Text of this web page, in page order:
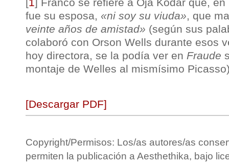
[1] Franco se refiere a Oja Kodar que,
fue su esposa, «ni soy su viuda», que
veinte años de amistad» (según sus
colaboró con Orson Wells durante esos
hoy directora, se la podía ver en Fraude
montaje de Welles al mismísimo
[Descargar PDF]
Copyright/Permisos: Los/as autores/as
permiten la publicación a Aesthethika, bajo